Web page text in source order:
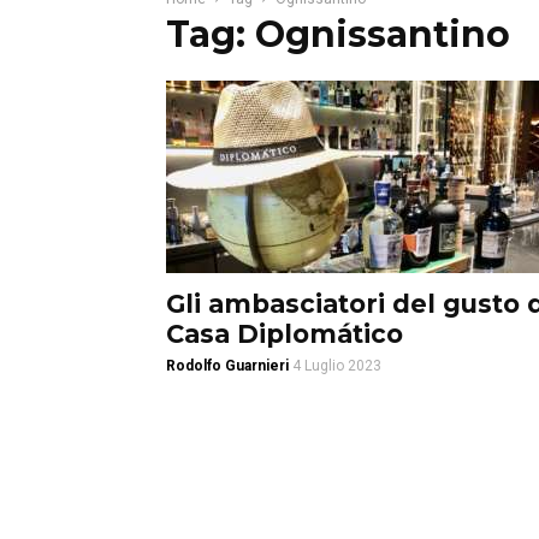
Tag: Ognissantino
Gli ambasciatori del gusto
Casa Diplomático
Rodolfo Guarnieri 4 Luglio 2023